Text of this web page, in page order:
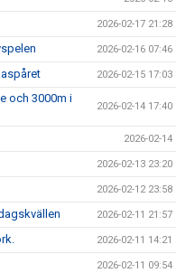
2026-02-17 21:28
2026-02-16 07:46
2026-02-15 17:03
och 3000m i
2026-02-14 17:40
2026-02-14
2026-02-13 23:20
2026-02-12 23:58
2026-02-11 21:57
2026-02-11 14:21
2026-02-11 09:54